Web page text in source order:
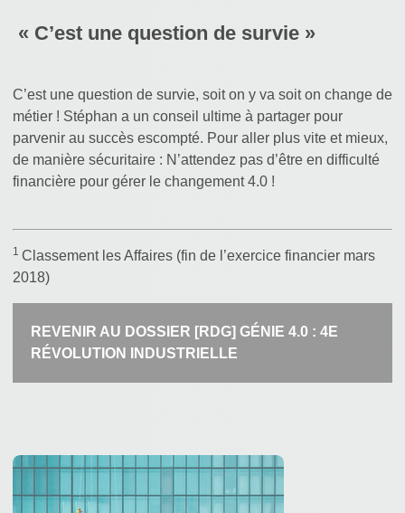
« C’est une question de survie »
C’est une question de survie, soit on y va soit on change de
métier ! Stéphan a un conseil ultime à partager pour
parvenir au succès escompté. Pour aller plus vite et mieux,
de manière sécuritaire : N’attendez pas d’être en difficulté
financière pour gérer le changement 4.0 !
1 Classement les Affaires (fin de l’exercice financier mars
2018)
REVENIR AU DOSSIER [RDG] GÉNIE 4.0 : 4E
RÉVOLUTION INDUSTRIELLE